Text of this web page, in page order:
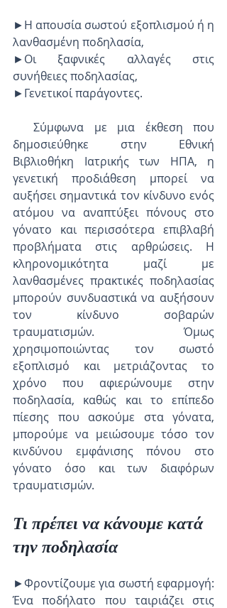
►H απουσία σωστού εξοπλισμού ή η
λανθασμένη ποδηλασία,
►Οι ξαφνικές αλλαγές στις
συνήθειες ποδηλασίας,
►Γενετικοί παράγοντες.
δημοσιεύθηκε στην Εθνική
Βιβλιοθήκη Ιατρικής των ΗΠΑ, η
γενετική προδιάθεση μπορεί να
αυξήσει σημαντικά τον κίνδυνο ενός
ατόμου να αναπτύξει πόνους στο
γόνατο και περισσότερα επιβλαβή
προβλήματα στις αρθρώσεις. Η
κληρονομικότητα μαζί με
λανθασμένες πρακτικές ποδηλασίας
μπορούν συνδυαστικά να αυξήσουν
τον κίνδυνο σοβαρών
τραυματισμών. Όμως
χρησιμοποιώντας τον σωστό
εξοπλισμό και μετριάζοντας το
χρόνο που αφιερώνουμε στην
ποδηλασία, καθώς και το επίπεδο
πίεσης που ασκούμε στα γόνατα,
μπορούμε να μειώσουμε τόσο τον
κινδύνου εμφάνισης πόνου στο
γόνατο όσο και των διαφόρων
τραυματισμών.
Τι πρέπει να κάνουμε κατά
την ποδηλασία
►Φροντίζουμε για σωστή εφαρμογή:
Ένα ποδήλατο που ταιριάζει στις